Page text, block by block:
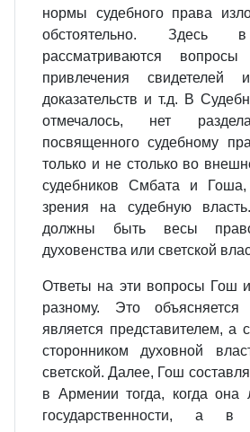
нормы судебного права
обстоятельно.
рассматриваются
привлечения
доказательств и т.д. В
отмечалось, нет
посвященного судебному
только и не столько во
судебников Смбата и
зрения на судебную
должны быть весы
духовенства или светской
Ответы на эти вопросы Гош
разному. Это
является представителем, а
сторонником духовной
светской. Далее, Гош
в Армении тогда, когда она
государственности, а